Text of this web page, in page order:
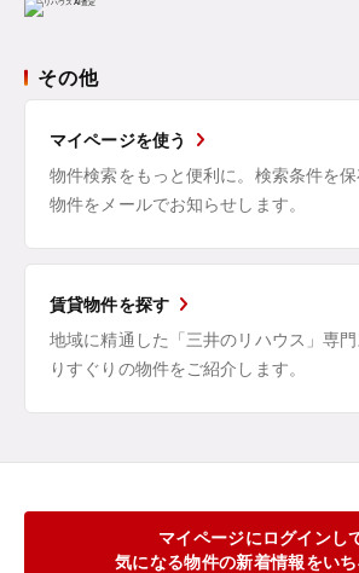
その他
マイページを使う
物件検索をもっと便利に。検索条件を
物件をメールでお知らせします。
賃貸物件を探す
地域に精通した「三井のリハウス」専
りすぐりの物件をご紹介します。
マイページにログインし
気になる物件の新着情報をい